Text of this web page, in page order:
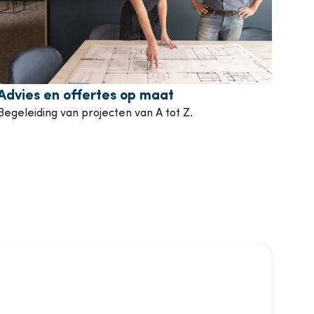
en offertes op maat
van projecten van A tot Z.